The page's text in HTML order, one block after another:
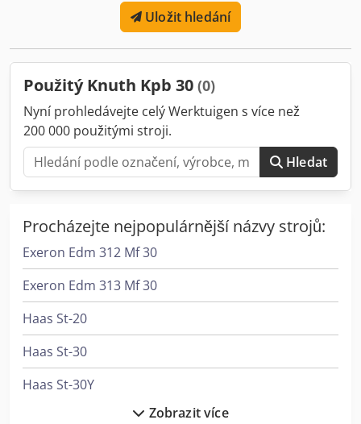
Uložit hledání
Použitý Knuth Kpb 30 (0)
Nyní prohledávejte celý Werktuigen s více než
200 000 použitými stroji.
Hledat
Procházejte nejpopulárnější názvy strojů:
Exeron Edm 312 Mf 30
Exeron Edm 313 Mf 30
Haas St-20
Haas St-30
Haas St-30Y
Holzkraft Hse 30-1100 ZeZobrazit více